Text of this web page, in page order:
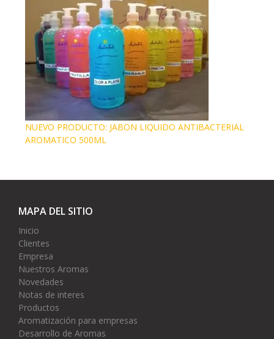
NUEVO PRODUCTO: JABON LIQUIDO ANTIBACTERIAL
AROMATICO 500ML
MAPA DEL SITIO
Inicio
Clientes
Empresa
Nuestros Aromas
Novedades
Notas de interes
Productos
Aromatización para empresas
Desarrollo de Aromas